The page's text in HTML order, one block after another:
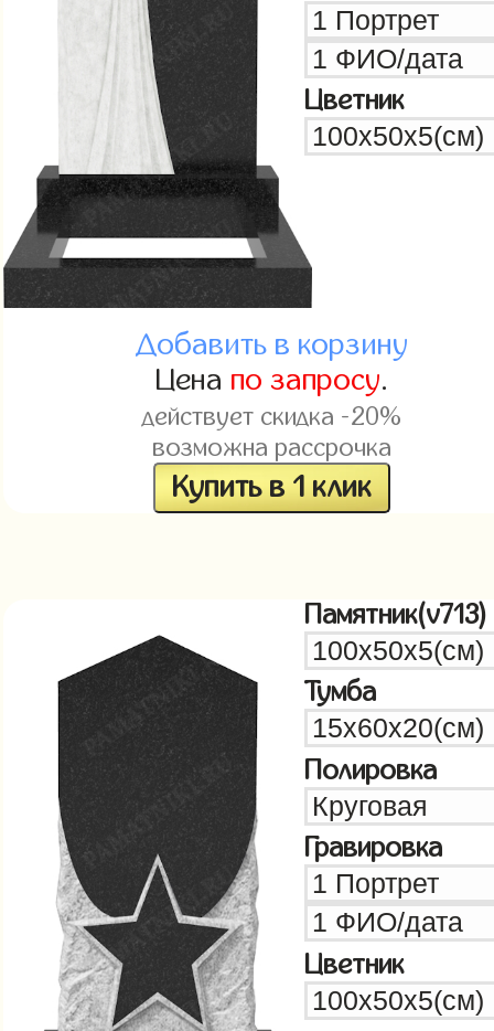
Цветник
Добавить в корзину
Цена по запросу.
действует скидка -20%
возможна рассрочка
Купить в 1 клик
Памятник(v713)
Тумба
Полировка
Гравировка
Цветник